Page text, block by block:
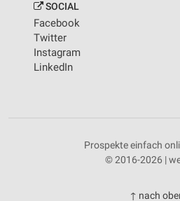
SOCIAL
Facebook
Twitter
Instagram
LinkedIn
Prospekte einfach
© 2016-2026 |
↑ nach